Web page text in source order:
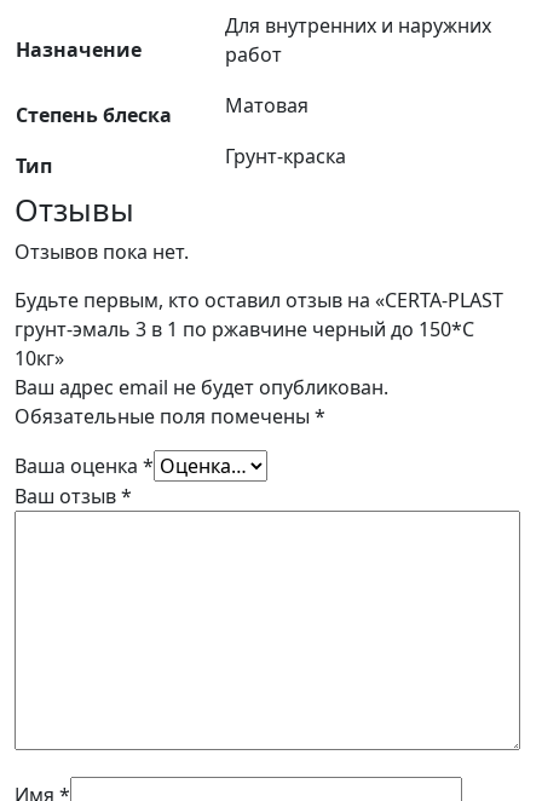
Назначение
Для внутренних и наружних
работ
Степень блеска Матовая
Тип Грунт-краска
Отзывы
Отзывов пока нет.
Будьте первым, кто оставил отзыв на «CERTA-PLAST
грунт-эмаль 3 в 1 по ржавчине черный до 150*С
10кг»
Ваш адрес email не будет опубликован.
Обязательные поля помечены *
Ваша оценка *
Ваш отзыв*
Имя *